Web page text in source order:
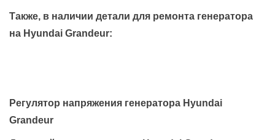
Также, в наличии детали для ремонта генератора
на Hyundai Grandeur:
Регулятор напряжения генератора Hyundai
Grandeur